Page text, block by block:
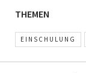
THEMEN
EINSCHULUNG